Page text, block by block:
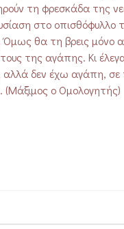
τη φρεσκάδα της
στο οπισθόφυλλο
θα τη βρεις μόνο
της αγάπης. Κι
δεν έχω αγάπη, σε
(Μάξιμος ο Ομολογητής)